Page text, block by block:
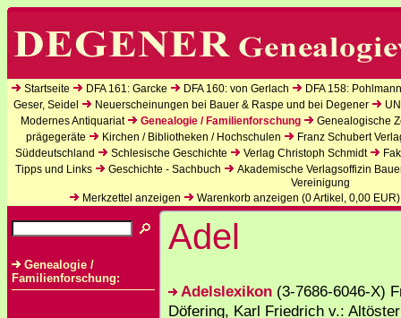
Startseite DFA 161: Garcke DFA 160: von Gerlach
DFA 158:
Geser, Seidel
Neuerscheinungen bei Bauer & Raspe und bei Degener
Modernes Antiquariat
Genealogie / Familienforschung
Genealogische
prägegeräte
Kirchen / Bibliotheken / Hochschulen
Franz Schubert
Süddeutschland
Schlesische Geschichte Verlag Christoph Schmidt
Tipps und Links
Geschichte - Sachbuch
Akademische Verlagsoffizin
Vereinigung
Merkzettel anzeigen
Warenkorb anzeigen (0Artikel, 0,00 EUR)
Genealogie /
Familienforschung:
Adel
Adelslexikon (3-7686-6046-X)
Döfering, Karl Friedrich v.: